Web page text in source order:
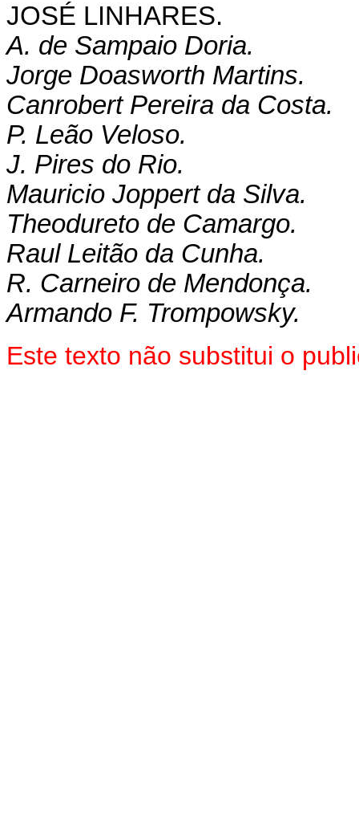
JOSÉ LINHARES.
A. de Sampaio Doria.
Jorge Doasworth Martins.
Canrobert Pereira da Costa.
P. Leão Veloso.
J. Pires do Rio.
Mauricio Joppert da Silva.
Theodureto de Camargo.
Raul Leitão da Cunha.
R. Carneiro de Mendonça.
Armando F. Trompowsky.
Este texto não substitui o